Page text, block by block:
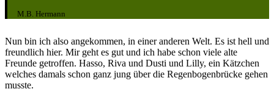
M.B. Hermann
Nun bin ich also angekommen, in einer anderen Welt. Es ist hell und
freundlich hier. Mir geht es gut und ich habe schon viele alte
Freunde getroffen. Hasso, Riva und Dusti und Lilly, ein Kätzchen
welches damals schon ganz jung über die Regenbogenbrücke gehen
musste.